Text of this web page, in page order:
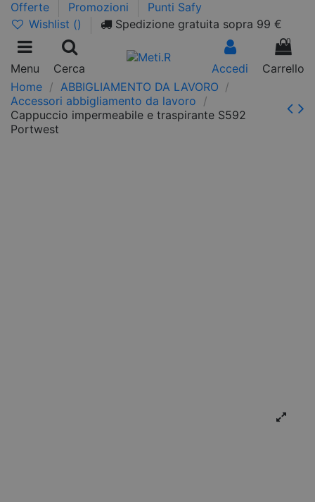
Offerte Promozioni
Punti Safy
Wishlist () Spedizione gratuita sopra 99 €
Menu Cerca Accedi
0
Carrello
Home
ABBIGLIAMENTO DA LAVORO
Accessori abbigliamento da lavoro
Cappuccio impermeabile e traspirante S592
Portwest